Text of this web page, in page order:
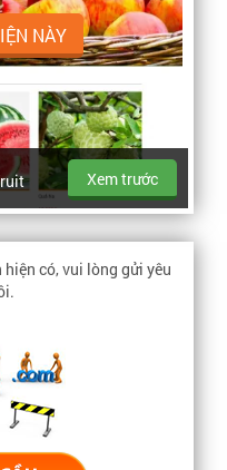
NÀY
Xem trước
có, vui lòng gửi yêu